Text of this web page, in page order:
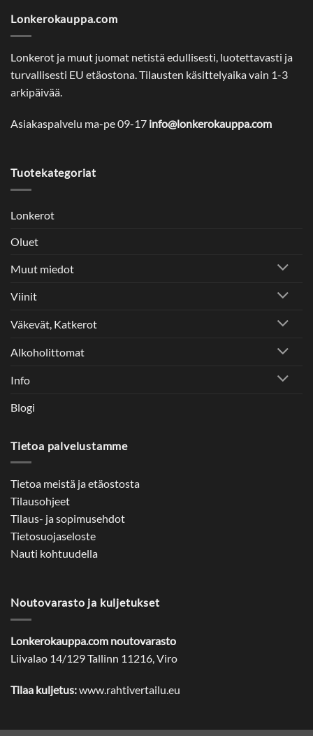
Lonkerokauppa.com
Lonkerot ja muut juomat netistä edullisesti, luotettavasti ja
turvallisesti EU etäostona. Tilausten käsittelyaika vain 1-3
arkipäivää.
Asiakaspalvelu ma-pe 09-17 info@lonkerokauppa.com
Tuotekategoriat
Lonkerot
Oluet
Muut miedot
Viinit
Väkevät, Katkerot
Alkoholittomat
Info
Blogi
Tietoa palvelustamme
Tietoa meistä ja etäostosta
Tilausohjeet
Tilaus- ja sopimusehdot
Tietosuojaseloste
Nauti kohtuudella
Noutovarasto ja kuljetukset
Lonkerokauppa.com noutovarasto
Liivalao 14/129 Tallinn 11216, Viro
Tilaa kuljetus:www.rahtivertailu.eu